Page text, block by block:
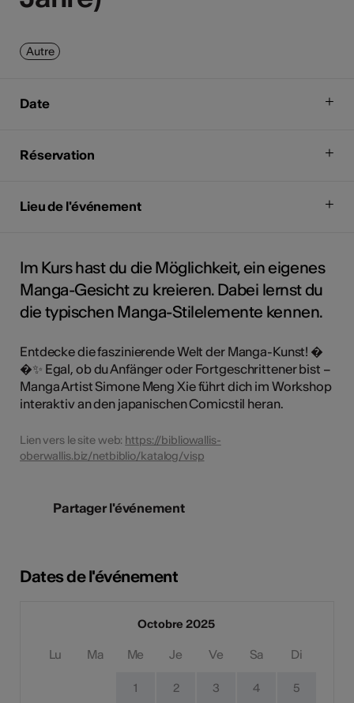
Autre
Date
Réservation
Lieu de l'événement
Im Kurs hast du die Möglichkeit, ein eigenes
Manga-Gesicht zu kreieren. Dabei lernst du
die typischen Manga-Stilelemente kennen.
Entdecke die faszinierende Welt der Manga-Kunst! �
�✨ Egal, ob du Anfänger oder Fortgeschrittener bist –
Manga Artist Simone Meng Xie führt dich im Workshop
interaktiv an den japanischen Comicstil heran.
Lien vers le site web: https://bibliowallis-
oberwallis.biz/netbiblio/katalog/visp
Partager l'événement
Dates de l'événement
Octobre 2025
Lu Ma Me Je Ve Sa Di
1 2 3 4 5